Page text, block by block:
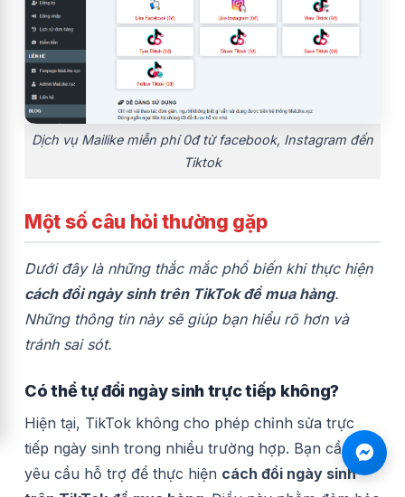
Dịch vụ Mailike miễn phí 0đ từ facebook, Instagram đến
Tiktok
Một số câu hỏi thường gặp
Dưới đây là những thắc mắc phổ biến khi thực hiện
cách đổi ngày sinh trên TikTok để mua hàng.
Những thông tin này sẽ giúp bạn hiểu rõ hơn và
tránh sai sót.
Có thể tự đổi ngày sinh trực tiếp không?
Hiện tại, TikTok không cho phép chỉnh sửa trực
tiếp ngày sinh trong nhiều trường hợp. Bạn cần gửi
yêu cầu hỗ trợ để thực hiện cách đổi ngày sinh